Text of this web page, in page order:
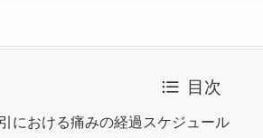
目次
における痛みの経過スケジュール